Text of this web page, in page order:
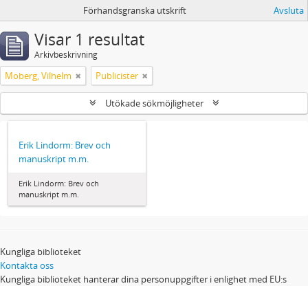
Förhandsgranska utskrift Avsluta
Visar 1 resultat
Arkivbeskrivning
Moberg, Vilhelm Publicister
Utökade sökmöjligheter
Erik Lindorm: Brev och
manuskript m.m.
Erik Lindorm: Brev och
manuskript m.m.
Kungliga biblioteket
Kontakta oss
Kungliga biblioteket hanterar dina personuppgifter i enlighet med EU:s